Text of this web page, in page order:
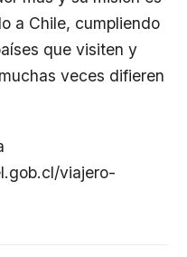
a Chile, cumpliendo
que visiten y
veces difieren
viajero-